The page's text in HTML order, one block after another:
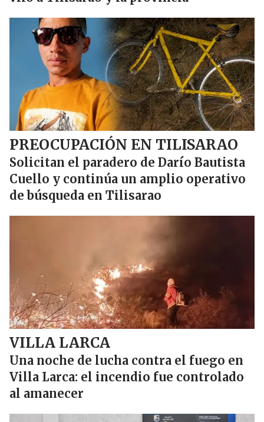
PREOCUPACIÓN EN TILISARAO
Solicitan el paradero de Darío Bautista
Cuello y continúa un amplio operativo
de búsqueda en Tilisarao
VILLA LARCA
Una noche de lucha contra el fuego en
Villa Larca: el incendio fue controlado
al amanecer